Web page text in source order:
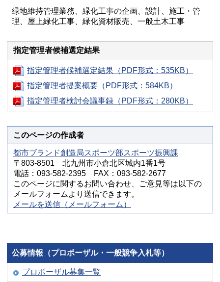
緑地維持管理業務、緑化工事の企画、設計、施工・管
理、屋上緑化工事、緑化資材販売、一般土木工事
指定管理者候補選定結果
指定管理者候補選定結果（PDF形式：535KB）
指定管理者提案概要（PDF形式：584KB）
指定管理者検討会議事録（PDF形式：280KB）
このページの作成者
都市ブランド創造局スポーツ部スポーツ振興課
〒803-8501 北九州市小倉北区城内1番1号
電話：093-582-2395 FAX：093-582-2677
このページに関するお問い合わせ、ご意見等は以下の
メールフォームより送信できます。
メールを送信（メールフォーム）
公募情報（プロポーザル・一般競争入札等）
プロポーザル募集一覧